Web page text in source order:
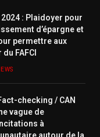
: Plaidoyer pour
d’épargne et
permettre aux
FAFCI
checking / CAN
vague de
à